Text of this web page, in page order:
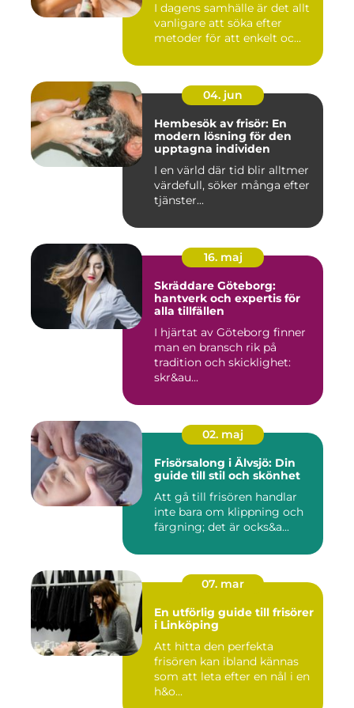
I dagens samhälle är det allt
vanligare att söka efter
metoder för att enkelt oc...
04. jun
Hembesök av frisör: En
modern lösning för den
upptagna individen
I en värld där tid blir alltmer
värdefull, söker många efter
tjänster...
16. maj
Skräddare Göteborg:
hantverk och expertis för
alla tillfällen
I hjärtat av Göteborg finner
man en bransch rik på
tradition och skicklighet:
skr&au...
02. maj
Frisörsalong i Älvsjö: Din
guide till stil och skönhet
Att gå till frisören handlar
inte bara om klippning och
färgning; det är ocks&a...
07. mar
En utförlig guide till frisörer
i Linköping
Att hitta den perfekta
frisören kan ibland kännas
som att leta efter en nål i en
h&o...